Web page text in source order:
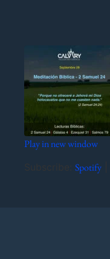
Play in new window
Spotify